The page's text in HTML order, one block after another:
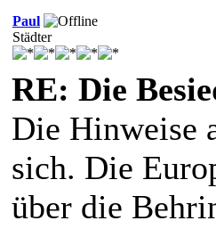
Paul
Städter
RE: Die
Die Hinweise
sich. Die
über die